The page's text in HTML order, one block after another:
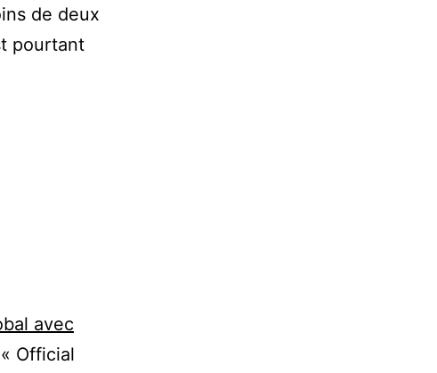
de deux
pourtant
avec
Official